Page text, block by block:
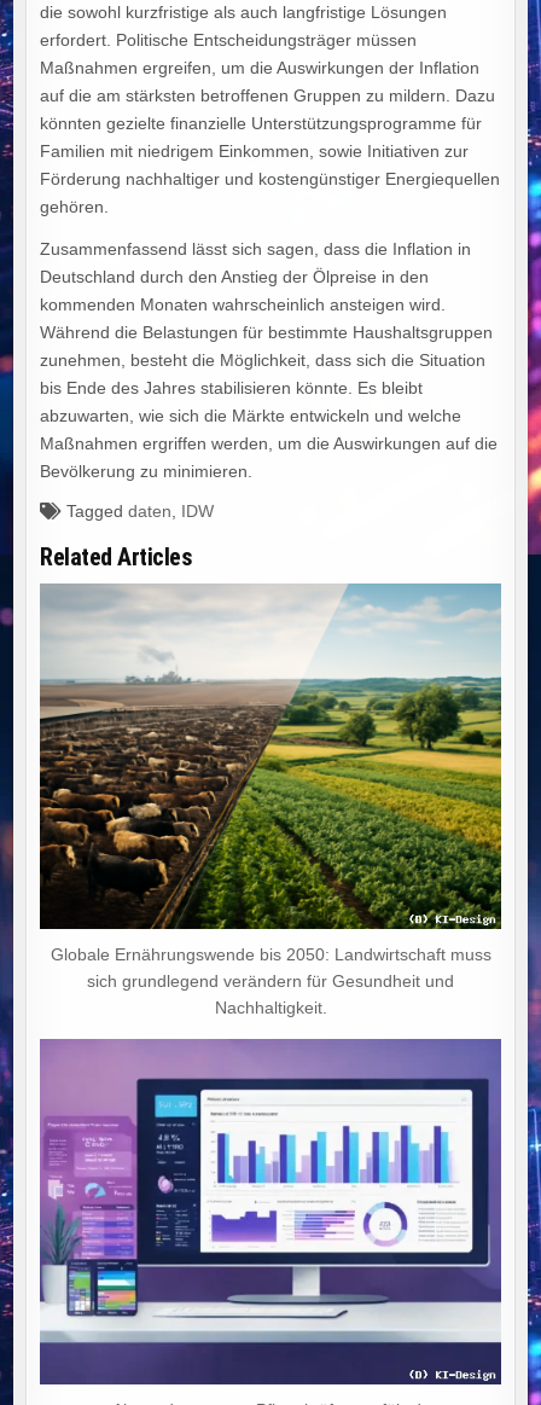
die sowohl kurzfristige als auch langfristige Lösungen
erfordert. Politische Entscheidungsträger müssen
Maßnahmen ergreifen, um die Auswirkungen der Inflation
auf die am stärksten betroffenen Gruppen zu mildern. Dazu
könnten gezielte finanzielle Unterstützungsprogramme für
Familien mit niedrigem Einkommen, sowie Initiativen zur
Förderung nachhaltiger und kostengünstiger Energiequellen
gehören.
Zusammenfassend lässt sich sagen, dass die Inflation in
Deutschland durch den Anstieg der Ölpreise in den
kommenden Monaten wahrscheinlich ansteigen wird.
Während die Belastungen für bestimmte Haushaltsgruppen
zunehmen, besteht die Möglichkeit, dass sich die Situation
bis Ende des Jahres stabilisieren könnte. Es bleibt
abzuwarten, wie sich die Märkte entwickeln und welche
Maßnahmen ergriffen werden, um die Auswirkungen auf die
Bevölkerung zu minimieren.
Taggeddaten IDW
Related Articles
Globale Ernährungswende bis 2050: Landwirtschaft muss
sich grundlegend verändern für Gesundheit und
Nachhaltigkeit.